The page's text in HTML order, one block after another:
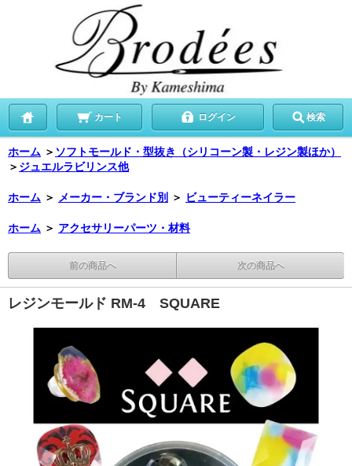
カート ログイン 検索
ホーム ＞ ソフトモールド・型抜き（シリコーン製・レジン製ほか）
＞ ジュエルラビリンス他
ホーム ＞ メーカー・ブランド別 ＞ ビューティーネイラー
ホーム ＞ アクセサリーパーツ・材料
前の商品へ 次の商品へ
レジンモールド RM-4 SQUARE